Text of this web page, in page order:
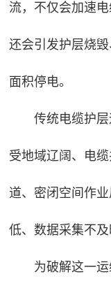
流，不仅会加速
还会引发护层烧
面积停电。
传统电缆护
受地域辽阔、电
道、密闭空间作
低、数据采集不及
为破解这一